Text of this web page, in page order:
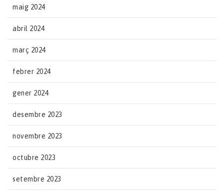
maig 2024
abril 2024
març 2024
febrer 2024
gener 2024
desembre 2023
novembre 2023
octubre 2023
setembre 2023